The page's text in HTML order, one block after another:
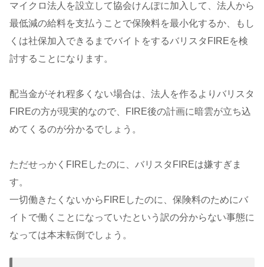
マイクロ法人を設立して協会けんぽに加入して、法人から
最低減の給料を支払うことで保険料を最小化するか、もし
くは社保加入できるまでバイトをするバリスタFIREを検
討することになります。
配当金がそれ程多くない場合は、法人を作るよりバリスタ
FIREの方が現実的なので、FIRE後の計画に暗雲が立ち込
めてくるのが分かるでしょう。
ただせっかくFIREしたのに、バリスタFIREは嫌すぎま
す。
一切働きたくないからFIREしたのに、保険料のためにバ
イトで働くことになっていたという訳の分からない事態に
なっては本末転倒でしょう。